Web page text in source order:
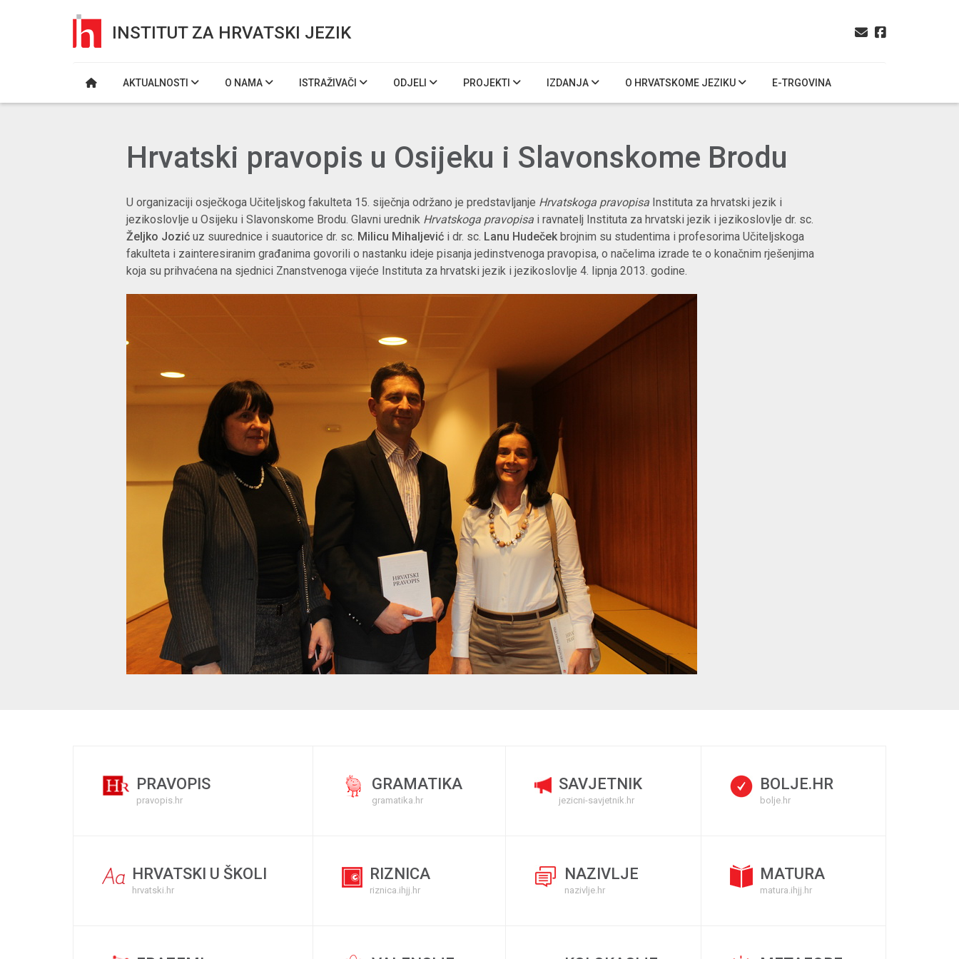
INSTITUT ZA HRVATSKI JEZIK
AKTUALNOSTI O NAMA ISTRAŽIVAČI ODJELI PROJEKTI IZDANJA O HRVATSKOME JEZIKU E-TRGOVINA
Hrvatski pravopis u Osijeku i Slavonskome Brodu
U organizaciji osječkoga Učiteljskog fakulteta 15. siječnja održano je predstavljanje Hrvatskoga pravopisa Instituta za hrvatski jezik i
jezikoslovlje u Osijeku i Slavonskome Brodu. Glavni urednik Hrvatskoga pravopisa i ravnatelj Instituta za hrvatski jezik i jezikoslovlje dr. sc.
Željko Jozić uz suurednice i suautorice dr. sc. Milicu Mihaljević i dr. sc. Lanu Hudečekbrojnim su studentima i profesorima Učiteljskoga
fakulteta i zainteresiranim građanima govorili o nastanku ideje pisanja jedinstvenoga pravopisa, o načelima izrade te o konačnim rješenjima
koja su prihvaćena na sjednici Znanstvenoga vijeće Instituta za hrvatski jezik i jezikoslovlje 4. lipnja 2013. godine.
PRAVOPIS
pravopis.hr
GRAMATIKA
gramatika.hr
SAVJETNIK
jezicni-savjetnik.hr
BOLJE.HR
bolje.hr
HRVATSKI U ŠKOLI
hrvatski.hr
RIZNICA
riznica.ihjj.hr
NAZIVLJE
nazivlje.hr
MATURA
matura.ihjj.hr